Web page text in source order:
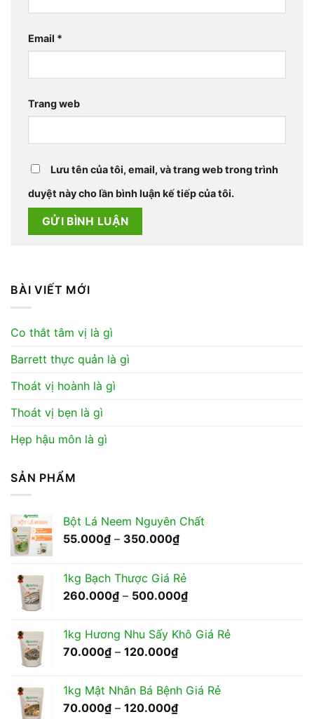
Email *
Trang web
Lưu tên của tôi, email, và trang web trong trình
duyệt này cho lần bình luận kế tiếp của tôi.
BÀI VIẾT MỚI
Co thắt tâm vị là gì
Barrett thực quản là gì
Thoát vị hoành là gì
Thoát vị bẹn là gì
Hẹp hậu môn là gì
SẢN PHẨM
Bột Lá Neem Nguyên Chất
55.000₫ – 350.000₫Khoảng
55.000₫
đến
1kg Bạch Thược Giá Rẻ
260.000₫ – 500.000₫Khoảng
260.000₫
1kg Hương Nhu Sấy Khô Giá Rẻ
70.000₫ – 120.000₫Khoảng
70.000₫
đến
1kg Mật Nhân Bá Bệnh Giá Rẻ
70.000₫ – 120.000₫Khoảng